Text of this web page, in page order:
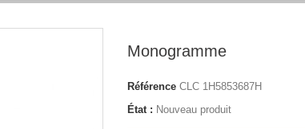
Monogramme
Référence CLC 1H5853687H
État : Nouveau produit